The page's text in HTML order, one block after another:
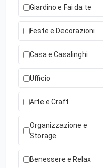
Giardino e Fai da te
Feste e Decorazioni
Casa e Casalinghi
Ufficio
Arte e Craft
Organizzazione e
Storage
Benessere e Relax